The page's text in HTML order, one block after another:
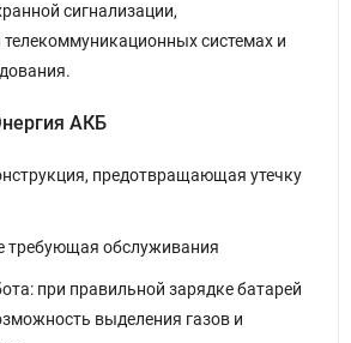
сигнализации,
системах и
АКБ
предотвращающая утечку
требующая обслуживания
при правильной зарядке батарей
выделения газов и